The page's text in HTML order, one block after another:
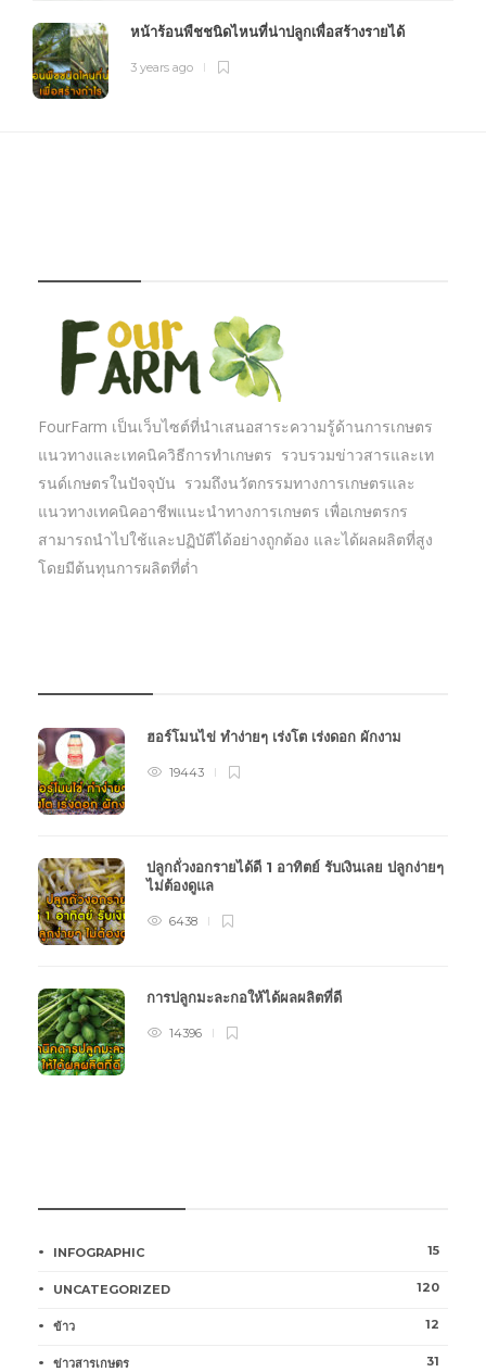
หน้าร้อนพืชชนิดไหนที่น่าปลูกเพื่อสร้างรายได้
3 years ago
FourFarm เป็นเว็บไซต์ที่นำเสนอสาระความรู้ด้านการเกษตร
แนวทางและเทคนิควิธีการทำเกษตร รวบรวมข่าวสารและเท
รนด์เกษตรในปัจจุบัน รวมถึงนวัตกรรมทางการเกษตรและ
แนวทางเทคนิคอาชีพแนะนำทางการเกษตร เพื่อเกษตรกร
สามารถนำไปใช้และปฏิบัตืได้อย่างถูกต้อง และได้ผลผลิตที่สูง
โดยมีต้นทุนการผลิตที่ต่ำ
ฮอร์โมนไข่ ทำง่ายๆ เร่งโต เร่งดอก ผักงาม
19443
ปลูกถั่วงอกรายได้ดี 1 อาทิตย์ รับเงินเลย ปลูกง่ายๆ
ไม่ต้องดูแล
6438
การปลูกมะละกอให้ได้ผลผลิตที่ดี
14396
INFOGRAPHIC 15
UNCATEGORIZED 120
ข้าว 12
ข่าวสารเกษตร 31